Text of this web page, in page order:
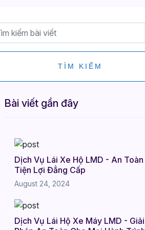
TÌM KIẾM
Bài viết gần đây
Dịch Vụ Lái Xe Hộ LMD - An Toàn
Tiện Lợi Đẳng Cấp
August 24, 2024
Dịch Vụ Lái Hộ Xe Máy LMD - Giải